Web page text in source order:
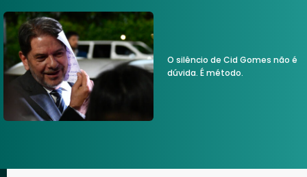
O silêncio de Cid Gomes não é
dúvida. É método.